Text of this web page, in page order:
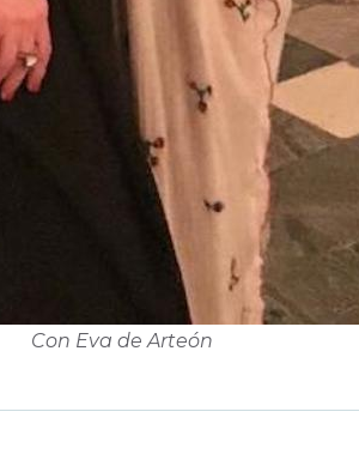
Con Eva de Arteón